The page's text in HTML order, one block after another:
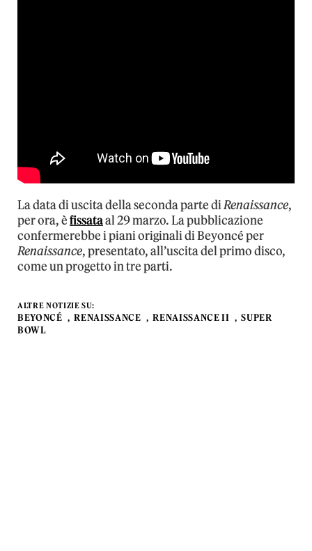
La data di uscita della seconda parte diRenaissance,
per ora, èfissataal 29 marzo. La pubblicazione
confermerebbe i piani originali di Beyoncé per
Renaissance, presentato, all’uscita del primo disco,
come un progetto in tre parti.
ALTRE NOTIZIE SU:
BEYONCÉ RENAISSANCE RENAISSANCE II
SUPER
BOWL